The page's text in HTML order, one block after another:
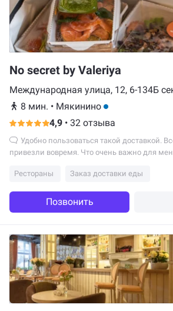
No secret by Valeriya
Международная улица, 12, 6-134Б
Красногорск
8 мин. • Мякинино
4,9 • 32 отзыва
привезли вовремя. Что очень важно для
Рестораны
Заказ доставки еды
Позвонить